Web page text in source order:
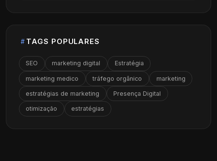
TAGS POPULARES
SEO marketing digital Estratégia
marketing medico tráfego orgânico marketing
estratégias de marketing Presença Digital
otimização estratégias